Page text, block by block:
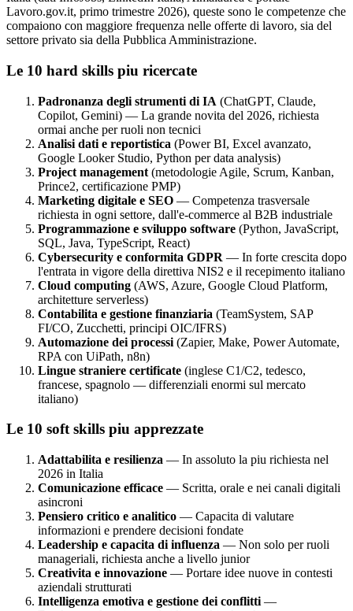
Lavoro.gov.it, primo trimestre 2026), queste sono le competenze che
compaiono con maggiore frequenza nelle offerte di lavoro, sia del
settore privato sia della Pubblica Amministrazione.
Le 10 hard skills piu ricercate
Padronanza degli strumenti di IA (ChatGPT, Claude,
Copilot, Gemini) — La grande novita del 2026, richiesta
ormai anche per ruoli non tecnici
Analisi dati e reportistica (Power BI, Excel avanzato,
Google Looker Studio, Python per data analysis)
Project management (metodologie Agile, Scrum, Kanban,
Prince2, certificazione PMP)
Marketing digitale e SEO — Competenza trasversale
richiesta in ogni settore, dall'e-commerce al B2B industriale
Programmazione e sviluppo software (Python, JavaScript,
SQL, Java, TypeScript, React)
Cybersecurity e conformita GDPR — In forte crescita dopo
l'entrata in vigore della direttiva NIS2 e il recepimento italiano
Cloud computing (AWS, Azure, Google Cloud Platform,
architetture serverless)
Contabilita e gestione finanziaria (TeamSystem, SAP
FI/CO, Zucchetti, principi OIC/IFRS)
Automazione dei processi (Zapier, Make, Power Automate,
RPA con UiPath, n8n)
Lingue straniere certificate (inglese C1/C2, tedesco,
francese, spagnolo — differenziali enormi sul mercato
italiano)
Le 10 soft skills piu apprezzate
Adattabilita e resilienza — In assoluto la piu richiesta nel
2026 in Italia
Comunicazione efficace — Scritta, orale e nei canali digitali
asincroni
Pensiero critico e analitico — Capacita di valutare
informazioni e prendere decisioni fondate
Leadership e capacita di influenza — Non solo per ruoli
manageriali, richiesta anche a livello junior
Creativita e innovazione — Portare idee nuove in contesti
aziendali strutturati
Intelligenza emotiva e gestione dei conflitti —